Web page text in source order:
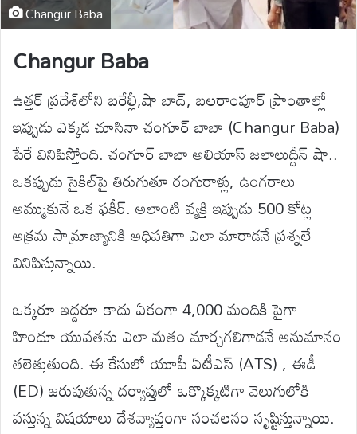
Changur Baba
Changur Baba
ఉత్తర్ ప్రదేశ్‌లోని బరేల్లీ,షా బాద్, బలరాంపూర్ ప్రాంతాల్లో
ఇప్పుడు ఎక్కడ చూసినా చంగూర్ బాబా (Changur Baba)
పేరే వినిపిస్తోంది. చంగూర్ బాబా అలియాస్ జలాలుద్దీన్ షా..
ఒకప్పుడు సైకిల్‌పై తిరుగుతూ రంగురాళ్లు, ఉంగరాలు
అమ్ముకునే ఒక ఫకీర్. అలాంటి వ్యక్తి ఇప్పుడు 500 కోట్ల
అక్రమ సామ్రాజ్యానికి అధిపతిగా ఎలా మారాడనే ప్రశ్నలే
వినిపిస్తున్నాయి.
ఒక్కరూ ఇద్దరూ కాదు ఏకంగా 4,000 మందికి పైగా
హిందూ యువతను ఎలా మతం మార్చగలిగాడనే అనుమానం
తలెత్తుతుంది. ఈ కేసులో యూపీ ఏటీఎస్ (ATS) , ఈడీ
(ED) జరుపుతున్న దర్యాప్తులో ఒక్కొక్కటిగా వెలుగులోకి
వస్తున్న విషయాలు దేశవ్యాప్తంగా సంచలనం సృష్టిస్తున్నాయి.